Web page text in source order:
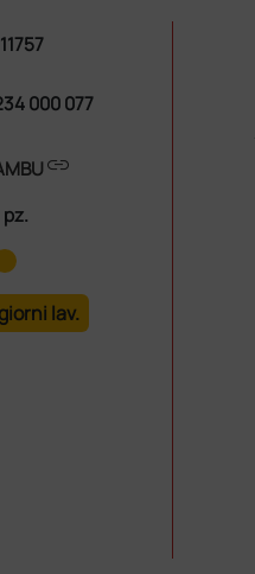
000 077
link
pz.
lav.